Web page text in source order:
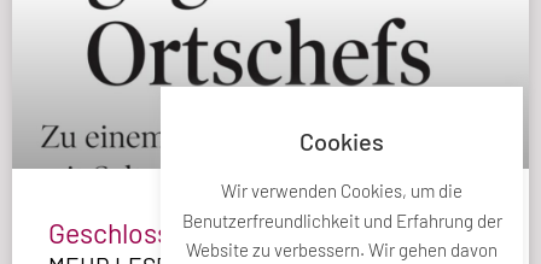
Geschlossen gegen die Ortschefs
Cookies
Wir verwenden Cookies, um die
Benutzerfreundlichkeit und Erfahrung der
Website zu verbessern. Wir gehen davon